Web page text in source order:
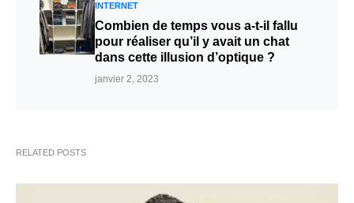
INTERNET
Combien de temps vous a-t-il fallu
pour réaliser qu’il y avait un chat
dans cette illusion d’optique ?
janvier 2, 2023
RELATED POSTS